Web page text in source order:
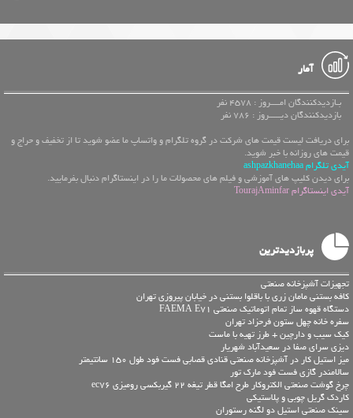
آمار
بـازدیدکنندگان امــــروز : 4578 نفر
بازدیدکنندگان دیـــــروز : 786 نفر
برای دریافت لیست قیمت های شرکت در گروه تلگرام و واتساپ ما عضو شوید تا از تخفیف و حراج و
قیمت های روزانه با خبر شوید.
آیدی تلگرام ashpazkhanehaa
برای دیدن کلیپ های آموزشی و فیلم های محصولات ما را در اینستاگرام دنبال بفرمایید.
آیدی اینستاگرام TourajAminfar
پربازدیدترین
تجهیزات آشپزخانه صنعتی
کافه بستنی مامان زری با باقلوا بستنی در خیابان پیروزی تهران
دستگاه قهوه ساز تمام اتوماتیک صنعتی FAEMA E71
سفره خانه چهل ستون فرحزاد تهران
کیک سیب و دارچین + طرز تهیه با ماست
دیزی سرای صفا در سعیدآباد شهریار
میز استیل کار در آشپزخانه صنعتی قنادی قصابی فست فود طول 150 سانتیمتر
سالامندر گازی فست فود مارک تور
چرخ گوشت صنعتی الکتروکار طرح امگا قطر تیغه 22 گیربکسی رومیزی ec76
کاردک گریل چوبی و پلاستیکی
سینک صنعتی استیل دو لگنه رستوران